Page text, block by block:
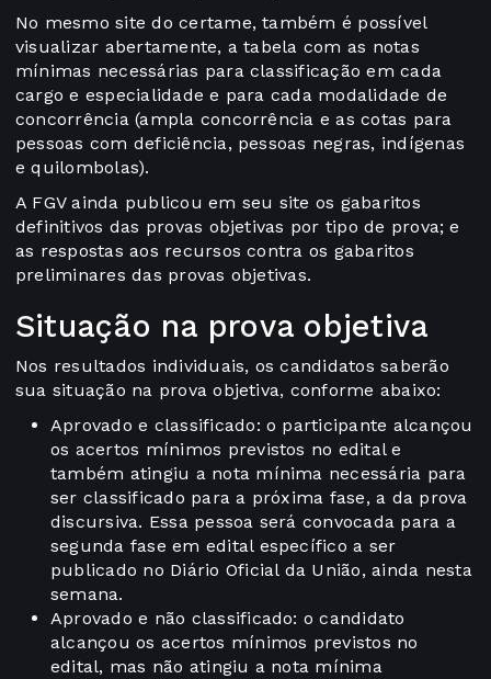
No mesmo site do certame, também é possível
visualizar abertamente, a tabela com as notas
mínimas necessárias para classificação em cada
cargo e especialidade e para cada modalidade de
concorrência (ampla concorrência e as cotas para
pessoas com deficiência, pessoas negras, indígenas
e quilombolas).
A FGV ainda publicou em seu site os gabaritos
definitivos das provas objetivas por tipo de prova; e
as respostas aos recursos contra os gabaritos
preliminares das provas objetivas.
Situação na prova objetiva
Nos resultados individuais, os candidatos saberão
sua situação na prova objetiva, conforme abaixo:
Aprovado e classificado: o participante alcançou
os acertos mínimos previstos no edital e
também atingiu a nota mínima necessária para
ser classificado para a próxima fase, a da prova
discursiva. Essa pessoa será convocada para a
segunda fase em edital específico a ser
publicado no Diário Oficial da União, ainda nesta
semana.
Aprovado e não classificado: o candidato
alcançou os acertos mínimos previstos no
edital, mas não atingiu a nota mínima